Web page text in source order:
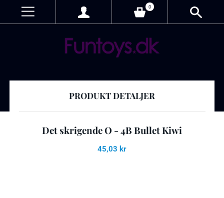
0
PRODUKT DETALJER
Det skrigende O - 4B Bullet Kiwi
45,03 kr